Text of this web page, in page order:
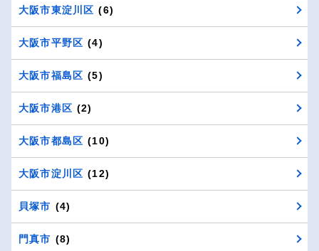
大阪市東淀川区 (6)
大阪市平野区 (4)
大阪市福島区 (5)
大阪市港区 (2)
大阪市都島区 (10)
大阪市淀川区 (12)
貝塚市 (4)
門真市 (8)